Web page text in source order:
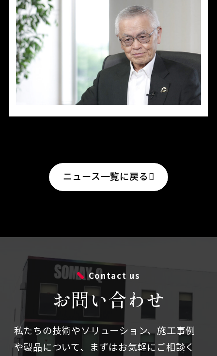
ニュース一覧に戻る
Contact us
お問い合わせ
私たちの技術やソリューション、施⼯事例
や製品について、まずはお気軽にご相談く